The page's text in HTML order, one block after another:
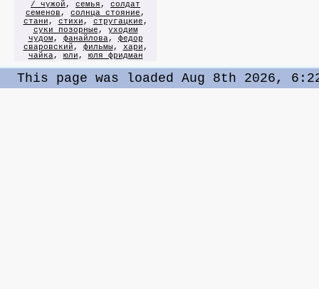
/ чужой , семья , солдат
семенов , солнца стояние ,
стани , стихи , стругацкие ,
суки позорные , уходим
чудом , фанайлова, федор
сваровский , фильмы , хари ,
чайка, юли , юля фридман
This page was loaded Aug 8th 2026, 6:22